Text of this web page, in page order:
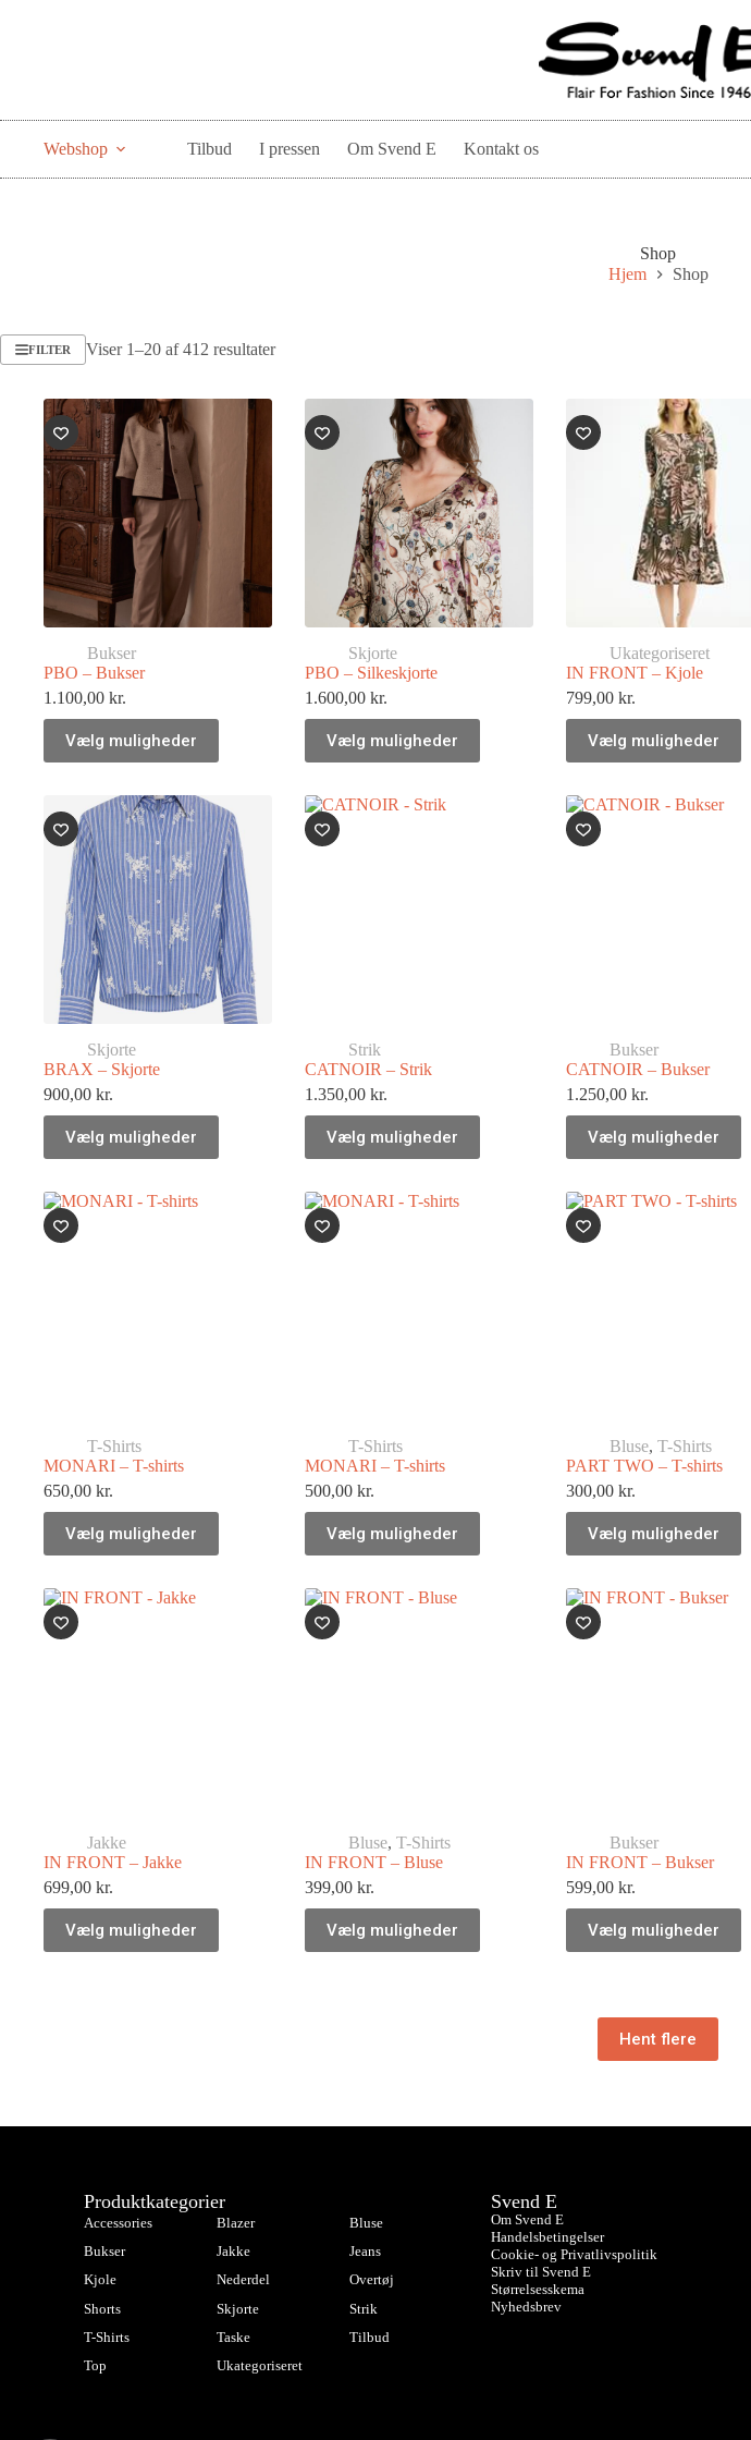
Webshop Tilbud I pressen Om Svend E Kontakt os
Shop
Hjem
Shop
FILTER Viser 1–20 af 412 resultater
Bukser
PBO – Bukser
1.100,00 kr.
Vælg muligheder
Skjorte
PBO – Silkeskjorte
1.600,00 kr.
Vælg muligheder
Ukategoriseret
IN FRONT – Kjole
799,00 kr.
Vælg muligheder
Skjorte
BRAX – Skjorte
900,00 kr.
Vælg muligheder
Strik
CATNOIR – Strik
1.350,00 kr.
Vælg muligheder
Bukser
CATNOIR – Bukser
1.250,00 kr.
Vælg muligheder
T-Shirts
MONARI – T-shirts
650,00 kr.
Vælg muligheder
T-Shirts
MONARI – T-shirts
500,00 kr.
Vælg muligheder
Bluse, T-Shirts
PART TWO – T-shirts
300,00 kr.
Vælg muligheder
Jakke
IN FRONT – Jakke
699,00 kr.
Vælg muligheder
Bluse, T-Shirts
IN FRONT – Bluse
399,00 kr.
Vælg muligheder
Bukser
IN FRONT – Bukser
599,00 kr.
Vælg muligheder
Hent flere
Produktkategorier
Accessories Blazer
Bluse
Bukser
Jakke
Jeans
Kjole
Nederdel
Overtøj
Shorts
Skjorte
Strik
T-Shirts
Taske
Tilbud
Top
Ukategoriseret
Svend E
Om Svend E
Handelsbetingelser
Cookie- og Privatlivspolitik
Skriv til Svend E
Størrelsesskema
Nyhedsbrev